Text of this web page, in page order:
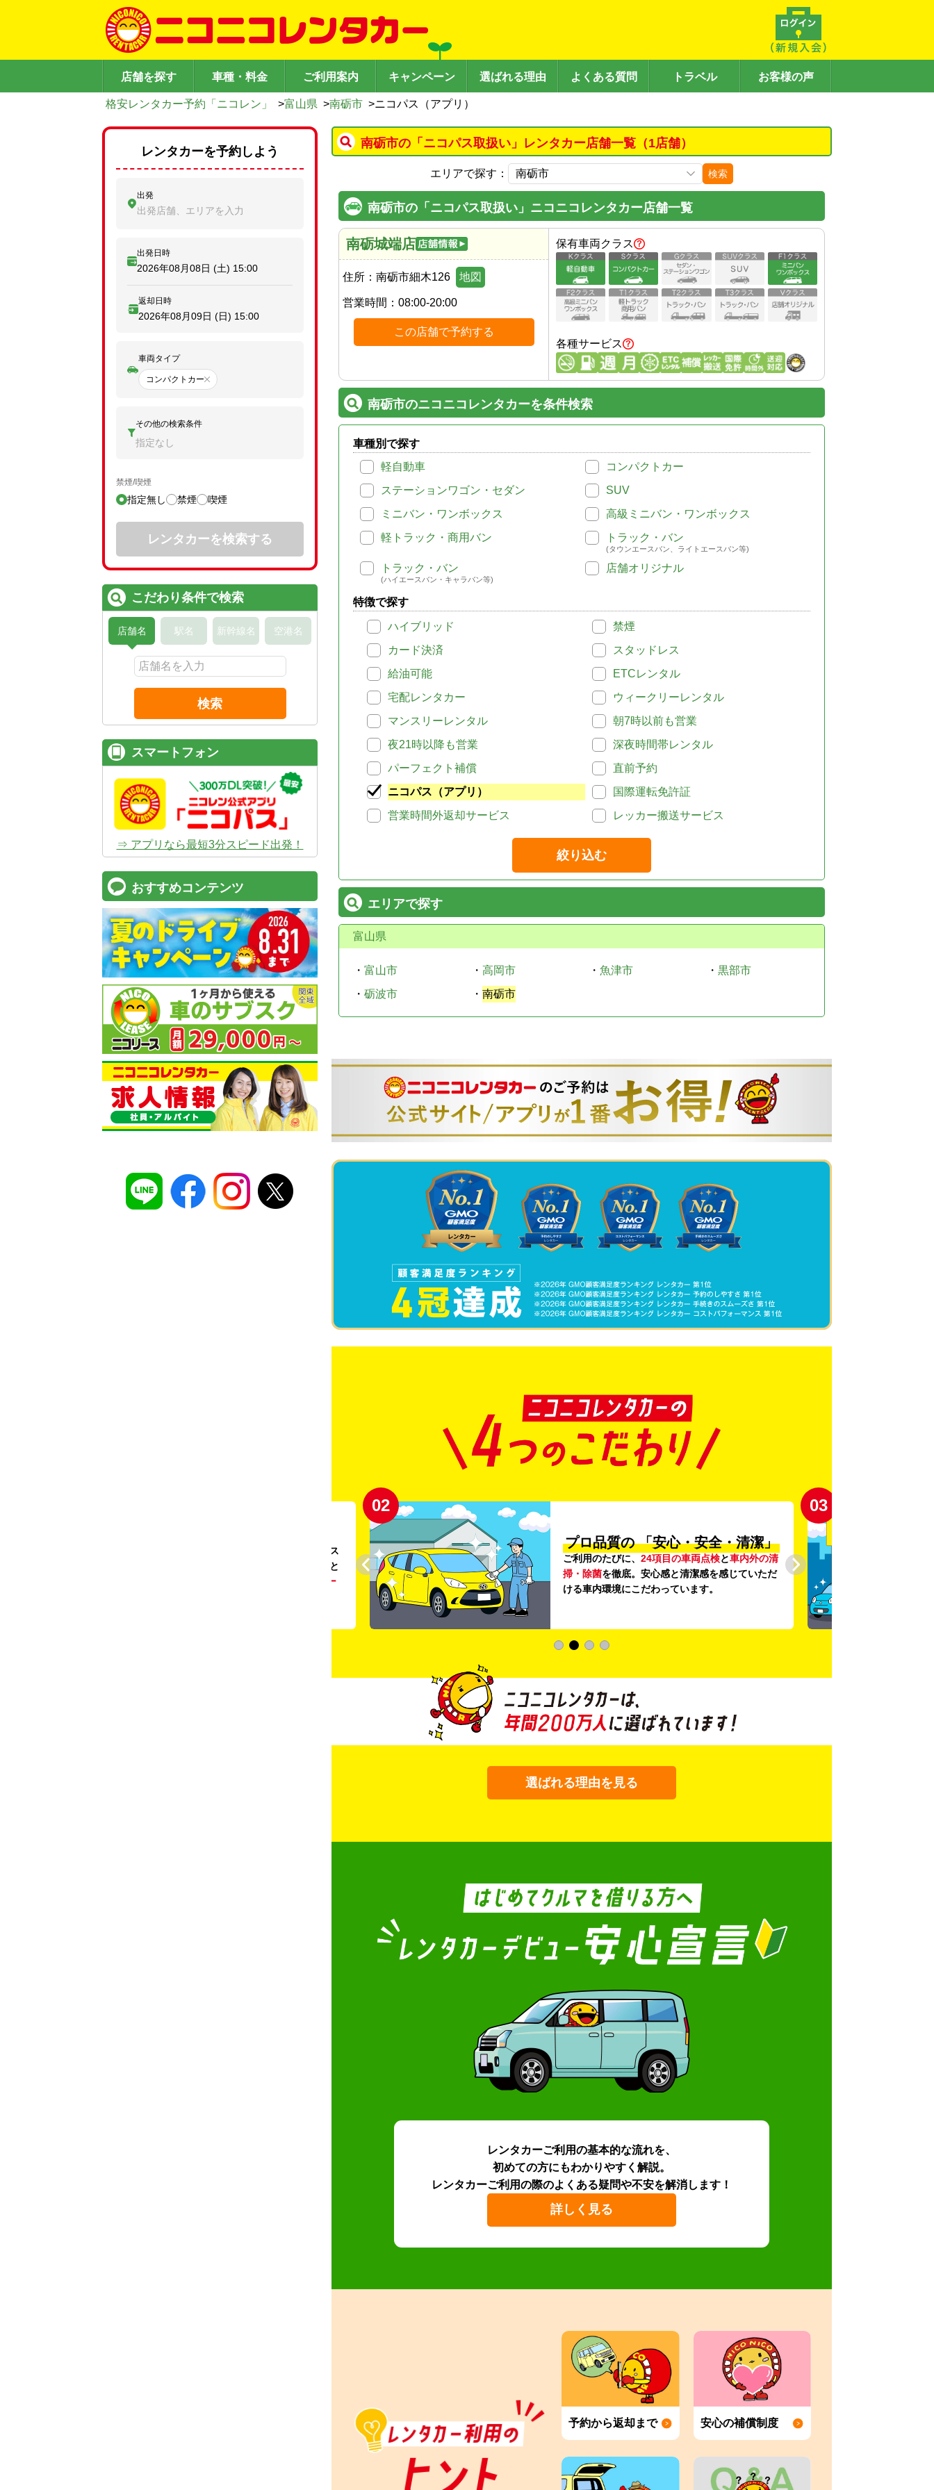
店舗を探す 車種・料金 ご利用案内 キャンペーン 選ばれる理由 よくある質問 トラベル お客様の声
格安レンタカー予約「ニコレン」 >富山県 >南砺市 >ニコパス（アプリ）
南砺市の「ニコパス取扱い」レンタカー店舗一覧（1店舗）
エリアで探す： 検索
南砺市の「ニコパス取扱い」ニコニコレンタカー店舗一覧
南砺城端店
住所： 南砺市細木126 地図
営業時間： 08:00-20:00
この店舗で予約する
保有車両クラス
各種サービス
南砺市のニコニコレンタカーを条件検索
車種別で探す
軽自動車
コンパクトカー
ステーションワゴン・セダン
SUV
ミニバン・ワンボックス
高級ミニバン・ワンボックス
軽トラック・商用バン
トラック・バン
(タウンエースバン、ライトエースバン等)
トラック・バン
(ハイエースバン・キャラバン等)
店舗オリジナル
特徴で探す
ハイブリッド
禁煙
カード決済
スタッドレス
給油可能
ETCレンタル
宅配レンタカー
ウィークリーレンタル
マンスリーレンタル
朝7時以前も営業
夜21時以降も営業
深夜時間帯レンタル
パーフェクト補償
直前予約
ニコパス（アプリ）
国際運転免許証
営業時間外返却サービス
レッカー搬送サービス
絞り込む
エリアで探す
富山県
・ 富山市 ・ 高岡市 ・ 魚津市 ・ 黒部市
・ 砺波市 ・ 南砺市
。ガソリンス
タンドや整備工場の既存インフラを活用すること
リー
02
プロ品質の 「安心・安全・清潔」
ご利用のたびに、 24項目の車両点検と車内外の清
掃・除菌を徹底。安心感と清潔感を感じていただ
ける車内環境にこだわっています。
03
選ばれる理由を見る
レンタカーご利用の基本的な流れを、
初めての方にもわかりやすく解説。
レンタカーご利用の際のよくある疑問や不安を解消します！
詳しく見る
予約から返却まで 安心の補償制度
レンタカーを予約しよう
出発
出発店舗、エリアを入力
出発日時
2026年08月08日 (土) 15:00
返却日時
2026年08月09日 (日) 15:00
車両タイプ
コンパクトカー
その他の検索条件
指定なし
禁煙/喫煙
指定無し 禁煙 喫煙
レンタカーを検索する
こだわり条件で検索
店舗名 駅名 新幹線名 空港名
検索
スマートフォン
⇒ アプリなら最短3分スピード出発！
おすすめコンテンツ